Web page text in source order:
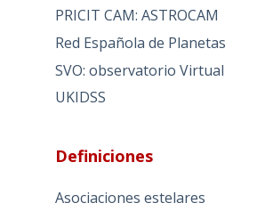
PRICIT CAM: ASTROCAM
Red Española de Planetas
SVO: observatorio Virtual
UKIDSS
Definiciones
Asociaciones estelares